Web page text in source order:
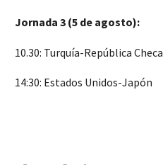
Jornada 3 (5 de agosto):
10.30: Turquía-República Checa
14:30: Estados Unidos-Japón